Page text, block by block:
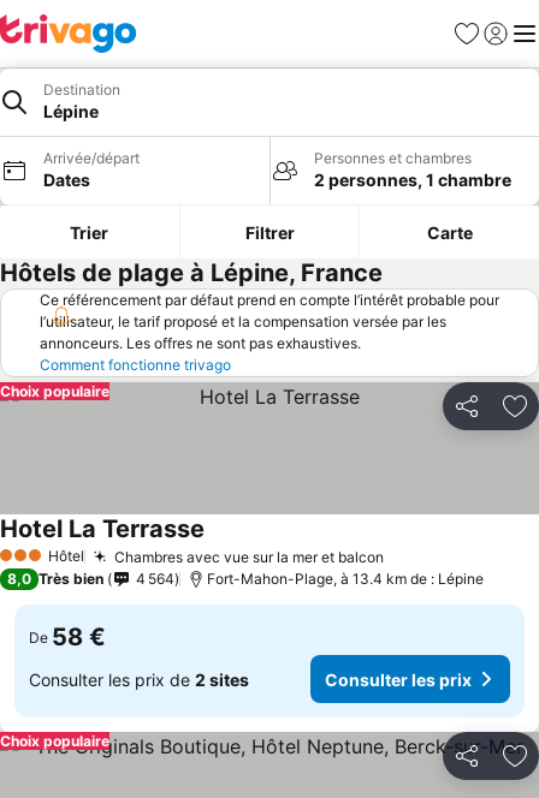
Favoris
Se
Destination
Lépine
Arrivée/départ
Dates
Personnes et chambres
2 personnes, 1 chambre
Trier Filtrer Carte
Hôtels de plage à Lépine, France
Ce référencement par défaut prend en compte l’intérêt probable pour
l’utilisateur, le tarif proposé et la compensation versée par les
annonceurs. Les offres ne sont pas exhaustives.
Comment fonctionne trivago
Partager
Choix populaire
3 ÉtoilesHôtel Chambres avec vue sur la mer et balcon
Hotel La Terrasse
8,0 Très bien 4 564 Fort-Mahon-Plage, à 13.4 km de : Lépine
De 58 €
Consulter les prix de 2 sites Consulter les prix
Partager
Choix populaire